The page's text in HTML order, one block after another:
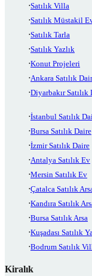
Satılık Villa
Satılık Müstakil
Satılık Tarla
Satılık Yazlık
Konut Projeleri
Ankara Satılık
Diyarbakır Satılık
İstanbul Satılık
Bursa Satılık Daire
İzmir Satılık Daire
Antalya Satılık Ev
Mersin Satılık Ev
Çatalca Satılık
Kandıra Satılık
Bursa Satılık Arsa
Kuşadası Satılık
Bodrum Satılık
Kiralık